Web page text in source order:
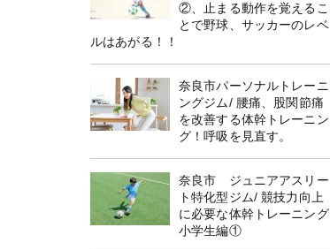
②、止まる動作を覚えるこ
とで野球、サッカーのレベ
ルはあがる！！
奈良市パーソナルトレーニ
ングジム/ 腰痛、股関節痛
を改善する体幹トレーニン
グ！呼吸を見直す。
奈良市 ジュニアアスリー
ト特化型ジム/ 競技力向上
に必要な体幹トレーニング
小学生編①